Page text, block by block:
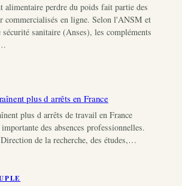
alimentaire perdre du poids fait partie des
commercialisés en ligne. Selon l'ANSM et
sanitaire (Anses), les compléments
plus d arrêts en France
plus d arrêts de travail en France
des absences professionnelles.
de la recherche, des études,…